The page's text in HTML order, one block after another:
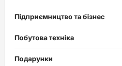
Підприємництво та бізнес
Побутова техніка
Подарунки